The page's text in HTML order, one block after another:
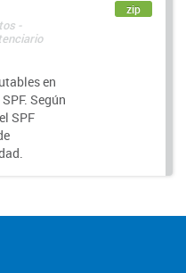
-
en
Según
SPF
zip